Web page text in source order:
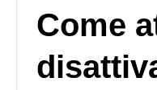
Come